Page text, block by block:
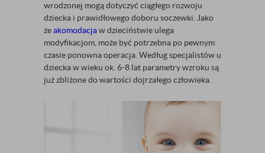
wrodzonej mogą dotyczyć ciągłego rozwoju
dziecka i prawidłowego doboru soczewki. Jako
żeakomodacjaw dzieciństwie ulega
modyfikacjom, może być potrzebna po pewnym
czasie ponowna operacja. Według specjalistów u
dziecka w wieku ok. 6-8 lat parametry wzroku są
już zbliżone do wartości dojrzałego człowieka.